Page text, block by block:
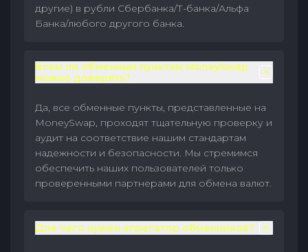
другие) в рубли Сбербанка/Т-банка/Альфа
Банка/любого другого банка.
Всем ли обменным пунктам MoneySwap
можно доверять?
Да, все обменные пункты, представленные на
MoneySwap, проходят тщательную проверку и
аудит на соответствие нашим стандартам
надежности и безопасности. Мы стремимся
обеспечить наших пользователей только
проверенными партнерами для обмена валют.
Для чего нужен агрегатор обменников?